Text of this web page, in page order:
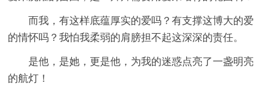
而我，有这样底蕴厚实的爱吗？有支撑这博大的爱
的情怀吗？我怕我柔弱的肩膀担不起这深深的责任。
是他，是她，更是他，为我的迷惑点亮了一盏明亮
的航灯！